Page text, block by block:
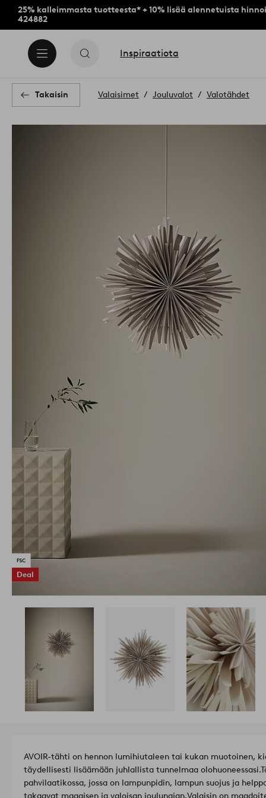
25% kalleimmasta tuotteesta* + 10% lisää alennetuista
424882
Inspiraatiota
Takaisin Valaisimet Jouluvalot Valotähdet
Deal
AVOIR-tähti on hennon lumihiutaleen tai kukan muotoinen,
täydellisesti lisäämään juhlallista tunnelmaa
pahvilaatikossa, jossa on lampunpidin, lampun suojus ja
takaavat maagisen ja valoisan joulunajan.Valaisin on